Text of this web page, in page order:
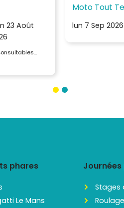
23 Août
Moto Tout
lun 7 Sep 2026
phares
Le Mans
Stages